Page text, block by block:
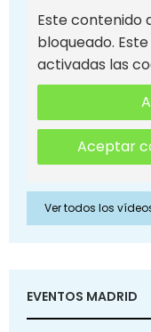
Este contenido
bloqueado.
activadas las
Aceptar
Ver todos los
EVENTOS MADRID